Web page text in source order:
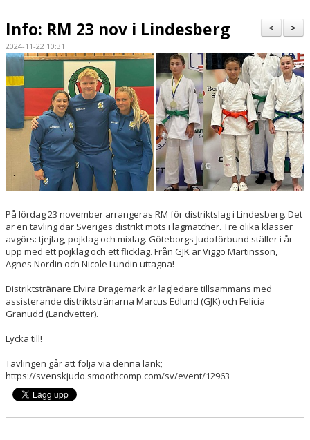
IN ENGLISH
>
<
Info: RM 23 nov i Lindesberg
2024-11-22 10:31
På lördag 23 november arrangeras RM för distriktslag i Lindesberg. Det
är en tävling där Sveriges distrikt möts i lagmatcher. Tre olika klasser
avgörs: tjejlag, pojklag och mixlag. Göteborgs Judoförbund ställer i år
upp med ett pojklag och ett flicklag. Från GJK är Viggo Martinsson,
Agnes Nordin och Nicole Lundin uttagna!
Distriktstränare Elvira Dragemark är lagledare tillsammans med
assisterande distriktstränarna Marcus Edlund (GJK) och Felicia
Granudd (Landvetter).
Lycka till!
Tävlingen går att följa via denna länk;
https://svenskjudo.smoothcomp.com/sv/event/12963